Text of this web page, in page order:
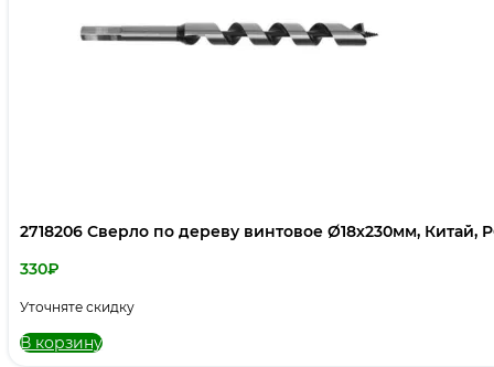
2718206 Сверло по дереву винтовое Ø18х230мм, Китай,
330₽
Уточняте скидку
В корзину